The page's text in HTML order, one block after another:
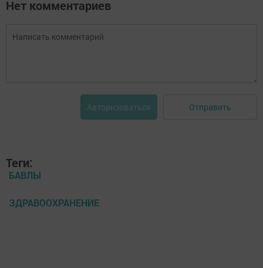
Нет комментариев
Авторизоваться Отправить
Теги:
БАВЛЫ
ЗДРАВООХРАНЕНИЕ